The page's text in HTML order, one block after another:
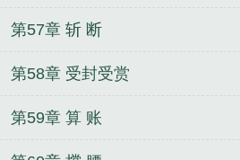
第57章 斩 断
第58章 受封受赏
第59章 算 账